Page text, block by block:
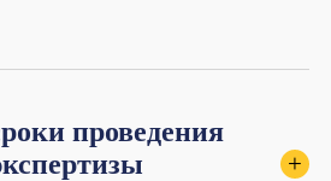
проведения
+